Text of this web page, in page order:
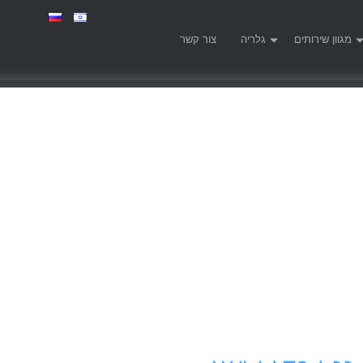
צור קשר גלריה מגוון שירותים